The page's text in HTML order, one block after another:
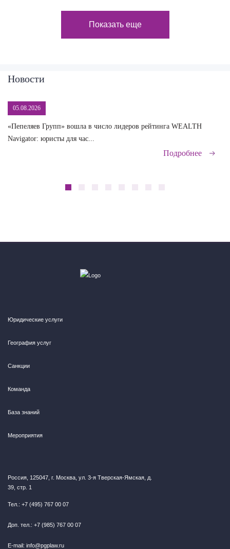
Показать еще
Новости
05.08.2026
«Пепеляев Групп» вошла в число лидеров рейтинга WEALTH
Navigator: юристы для час...
Подробнее
Юридические услуги
География услуг
Санкции
Команда
База знаний
Мероприятия
Россия, 125047, г. Москва, ул. 3-я Тверская-Ямская, д.
39, стр. 1
Тел.: +7 (495) 767 00 07
Доп. тел.: +7 (985) 767 00 07
E-mail: info@pgplaw.ru